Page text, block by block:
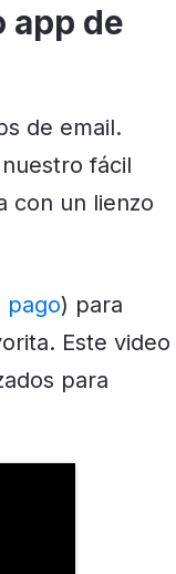
app de
de email.
fácil
con un lienzo
pago) para
Este video
para